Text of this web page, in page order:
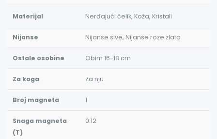
Materijal Nerđajući čelik, Koža, Kristali
Nijanse Nijanse sive, Nijanse roze zlata
Ostale osobine Obim 16-18 cm
Za koga Za nju
Broj magneta 1
Snaga magneta
(T)
0.12